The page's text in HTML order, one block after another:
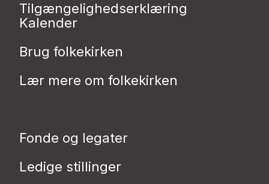
Tilgængelighedserklæring
Kalender
Brug folkekirken
Lær mere om folkekirken
Fonde og legater
Ledige stillinger